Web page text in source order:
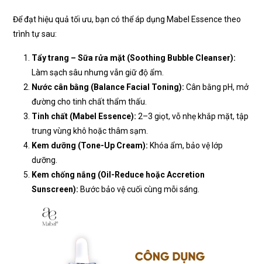
Để đạt hiệu quả tối ưu, bạn có thể áp dụng Mabel Essence theo
trình tự sau:
Tẩy trang – Sữa rửa mặt (Soothing Bubble Cleanser):
Làm sạch sâu nhưng vẫn giữ độ ẩm.
Nước cân bằng (Balance Facial Toning): Cân bằng pH, mở
đường cho tinh chất thẩm thấu.
Tinh chất (Mabel Essence): 2–3 giọt, vỗ nhẹ khắp mặt, tập
trung vùng khô hoặc thâm sạm.
Kem dưỡng (Tone-Up Cream): Khóa ẩm, bảo vệ lớp
dưỡng.
Kem chống nắng (Oil-Reduce hoặc Accretion
Sunscreen): Bước bảo vệ cuối cùng mỗi sáng.